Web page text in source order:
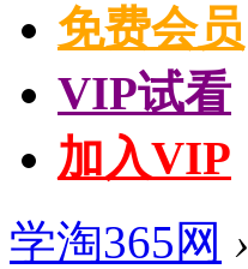
免费会员
VIP试看
加入VIP
学淘365网 ›